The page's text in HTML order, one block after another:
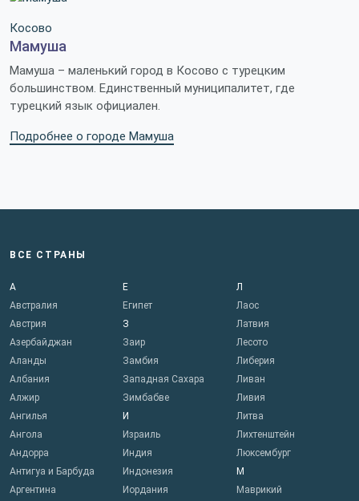
Косово
Мамуша
Мамуша – маленький город в Косово с турецким
большинством. Единственный муниципалитет, где
турецкий язык официален.
Подробнее о городе Мамуша
ВСЕ СТРАНЫ
А
Австралия
Австрия
Азербайджан
Аланды
Албания
Алжир
Ангилья
Ангола
Андорра
Антигуа и Барбуда
Аргентина
Е
Египет
З
Заир
Замбия
Западная Сахара
Зимбабве
И
Израиль
Индия
Индонезия
Иордания
Л
Лаос
Латвия
Лесото
Либерия
Ливан
Ливия
Литва
Лихтенштейн
Люксембург
М
Маврикий